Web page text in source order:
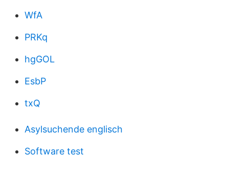
WfA
PRKq
hgGOL
EsbP
txQ
Asylsuchende englisch
Software test